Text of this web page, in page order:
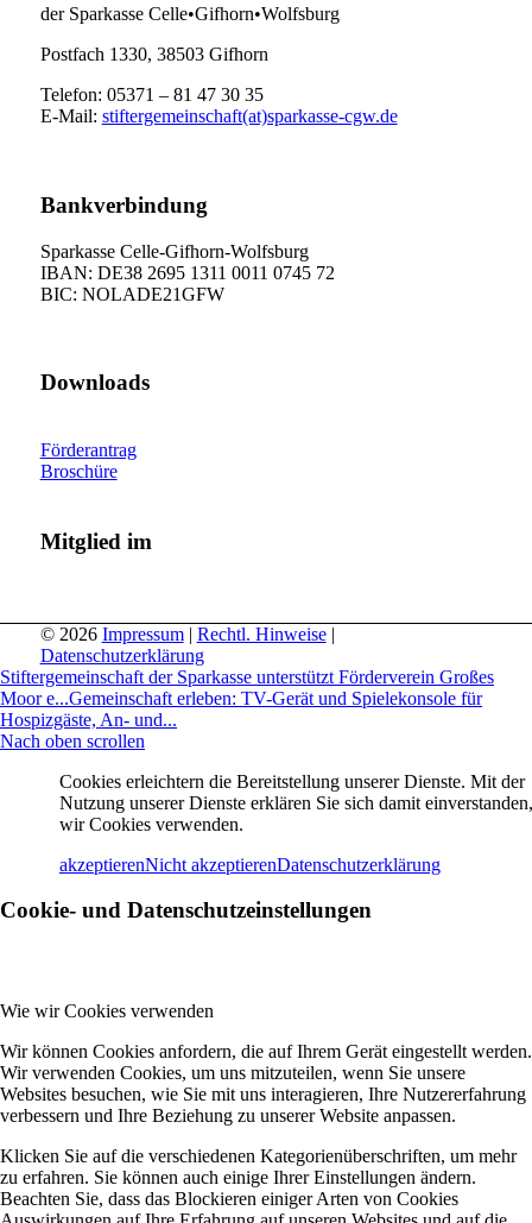
der Sparkasse Celle•Gifhorn•Wolfsburg
Postfach 1330, 38503 Gifhorn
Telefon: 05371 – 81 47 30 35
E-Mail: stiftergemeinschaft(at)sparkasse-cgw.de
Bankverbindung
Sparkasse Celle-Gifhorn-Wolfsburg
IBAN: DE38 2695 1311 0011 0745 72
BIC: NOLADE21GFW
Downloads
Förderantrag
Broschüre
Mitglied im
© 2026 Impressum| Rechtl. Hinweise|
Datenschutzerklärung
Stiftergemeinschaft der Sparkasse unterstützt Förderverein Großes
Moor e...Gemeinschaft erleben: TV-Gerät und Spielekonsole für
Hospizgäste, An- und...
Nach oben scrollen
Cookies erleichtern die Bereitstellung unserer Dienste. Mit der
Nutzung unserer Dienste erklären Sie sich damit
wir Cookies verwenden.
akzeptierenNicht akzeptierenDatenschutzerklärung
Cookie- und Datenschutzeinstellungen
Wie wir Cookies verwenden
Wir können Cookies anfordern, die auf Ihrem Gerät eingestellt werden.
Wir verwenden Cookies, um uns mitzuteilen, wenn Sie unsere
Websites besuchen, wie Sie mit uns interagieren, Ihre Nutzererfahrung
verbessern und Ihre Beziehung zu unserer Website anpassen.
Klicken Sie auf die verschiedenen Kategorienüberschriften, um mehr
zu erfahren. Sie können auch einige Ihrer Einstellungen ändern.
Beachten Sie, dass das Blockieren einiger Arten von Cookies